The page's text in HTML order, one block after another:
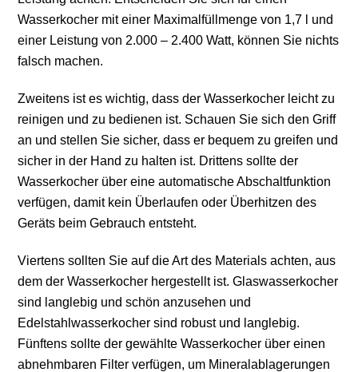
Wasserkocher mit einer Maximalfüllmenge von 1,7 l und
einer Leistung von 2.000 – 2.400 Watt, können Sie nichts
falsch machen.
Zweitens ist es wichtig, dass der Wasserkocher leicht zu
reinigen und zu bedienen ist. Schauen Sie sich den Griff
an und stellen Sie sicher, dass er bequem zu greifen und
sicher in der Hand zu halten ist. Drittens sollte der
Wasserkocher über eine automatische Abschaltfunktion
verfügen, damit kein Überlaufen oder Überhitzen des
Geräts beim Gebrauch entsteht.
Viertens sollten Sie auf die Art des Materials achten, aus
dem der Wasserkocher hergestellt ist. Glaswasserkocher
sind langlebig und schön anzusehen und
Edelstahlwasserkocher sind robust und langlebig.
Fünftens sollte der gewählte Wasserkocher über einen
abnehmbaren Filter verfügen, um Mineralablagerungen